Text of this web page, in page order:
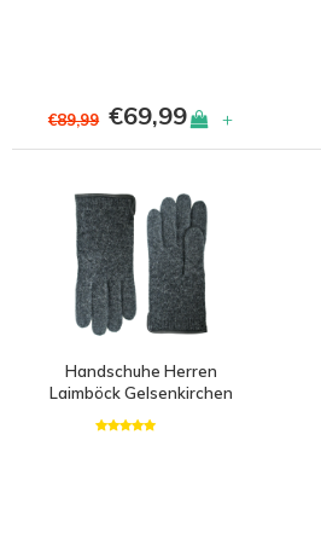
€89,99 €69,99 +
Handschuhe Herren
Laimböck Gelsenkirchen